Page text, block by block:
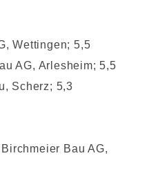
Wettingen; 5,5
AG, Arlesheim; 5,5
Scherz; 5,3
Bau AG,